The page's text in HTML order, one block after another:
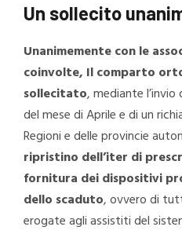
Un sollecito
Unanimemente con le
coinvolte, Il comparto
sollecitato, mediante l’invio
del mese di Aprile e di un
Regioni e delle provincie
ripristino dell’iter di
fornitura dei dispositivi
dello scaduto, ovvero di
erogate agli assistiti del